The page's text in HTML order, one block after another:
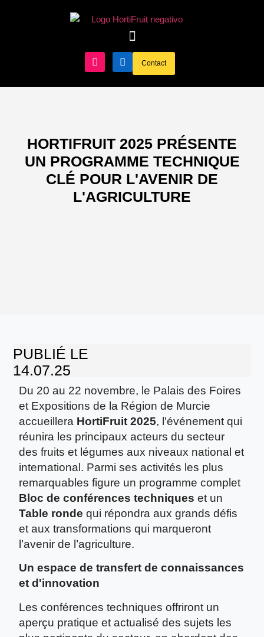
Contact
HORTIFRUIT 2025 PRÉSENTE
UN PROGRAMME TECHNIQUE
CLÉ POUR L'AVENIR DE
L'AGRICULTURE
PUBLIÉ LE
14.07.25
Du 20 au 22 novembre, le Palais des Foires
et Expositions de la Région de Murcie
accueillera HortiFruit 2025, l'événement qui
réunira les principaux acteurs du secteur
des fruits et légumes aux niveaux national et
international. Parmi ses activités les plus
remarquables figure un programme complet
Bloc de conférences techniques et un
Table ronde qui répondra aux grands défis
et aux transformations qui marqueront
l’avenir de l’agriculture.
Un espace de transfert de connaissances
et d'innovation
Les conférences techniques offriront un
aperçu pratique et actualisé des sujets les